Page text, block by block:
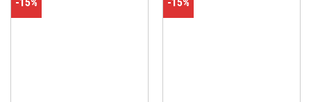
-15% -15%